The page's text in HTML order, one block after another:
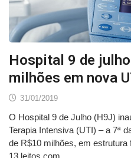
Hospital 9 de
milhões em nova
31/01/2019
O Hospital 9 de Julho (H9J)
Terapia Intensiva (UTI) – a 7ª
de R$10 milhões, em
13 leitos com